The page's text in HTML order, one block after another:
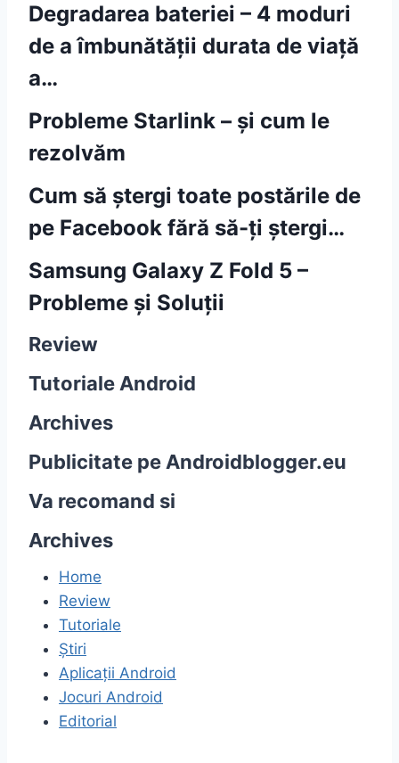
Degradarea bateriei – 4 moduri
de a îmbunătății durata de viață
a…
Probleme Starlink – și cum le
rezolvăm
Cum să ștergi toate postările de
pe Facebook fără să-ți ștergi…
Samsung Galaxy Z Fold 5 –
Probleme și Soluții
Review
Tutoriale Android
Archives
Publicitate pe Androidblogger.eu
Va recomand si
Archives
Home
Review
Tutoriale
Știri
Aplicații Android
Jocuri Android
Editorial